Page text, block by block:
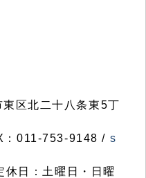
区北二十八条東5丁
011-753-9148 / s
日：土曜日・日曜